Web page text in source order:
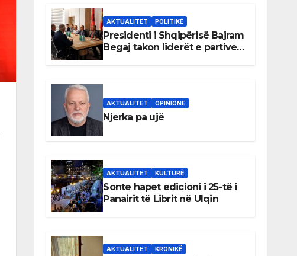
AKTUALITET POLITIKË
Presidenti i Shqipërisë Bajram
Begaj takon liderët e partive
AKTUALITET OPINIONE
Njerka pa ujë
AKTUALITET KULTURË
Sonte hapet edicioni i 25-të i
Panairit të Librit në Ulqin
AKTUALITET KRONIKË